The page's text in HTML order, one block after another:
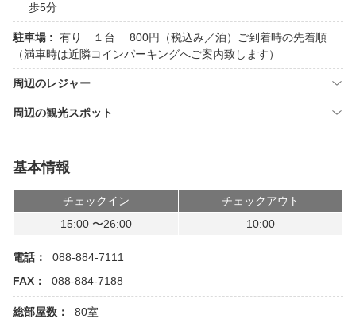
歩5分
駐車場 : 有り １台 800円（税込み／泊）ご到着時の先着順
（満車時は近隣コインパーキングへご案内致します）
周辺のレジャー
周辺の観光スポット
基本情報
チェックイン
チェックアウト
15:00 〜26:00
10:00
電話：
088-884-7111
FAX：
088-884-7188
総部屋数： 80室